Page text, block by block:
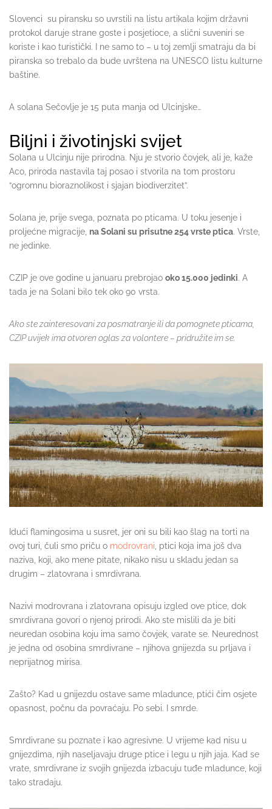
Slovenci su piransku so uvrstili na listu artikala kojim državni
protokol daruje strane goste i posjetioce, a slični suveniri se
koriste i kao turistički. I ne samo to – u toj zemlji smatraju da bi
piranska so trebalo da bude uvrštena na UNESCO listu kulturne
baštine.
A solana Sečovlje je 15 puta manja od Ulcinjske…
Biljni i životinjski svijet
Solana u Ulcinju nije prirodna. Nju je stvorio čovjek, ali je, kaže
Aco, priroda nastavila taj posao i stvorila na tom prostoru
“ogromnu bioraznolikost i sjajan biodiverzitet”.
Solana je, prije svega, poznata po pticama. U toku jesenje i
proljećne migracije, na Solani su prisutne 254 vrste ptica. Vrste,
ne jedinke.
CZIP je ove godine u januaru prebrojao oko 15.000 jedinki. A
tada je na Solani bilo tek oko 90 vrsta.
Ako ste zainteresovani za posmatranje ili da pomognete pticama,
CZIP uvijek ima otvoren oglas za volontere – pridružite im se.
Idući flamingosima u susret, jer oni su bili kao šlag na torti na
ovoj turi, čuli smo priču o modrovrani , ptici koja ima još dva
naziva, koji, ako mene pitate, nikako nisu u skladu jedan sa
drugim – zlatovrana i smrdivrana.
Nazivi modrovrana i zlatovrana opisuju izgled ove ptice, dok
smrdivrana govori o njenoj prirodi. Ako ste mislili da je biti
neuredan osobina koju ima samo čovjek, varate se. Neurednost
je jedna od osobina smrdivrane – njihova gnijezda su prljava i
neprijatnog mirisa.
Zašto? Kad u gnijezdu ostave same mladunce, ptići čim osjete
opasnost, počnu da povraćaju. Po sebi. I smrde.
Smrdivrane su poznate i kao agresivne. U vrijeme kad nisu u
gnijezdima, njih naseljavaju druge ptice i legu u njih jaja. Kad se
vrate, smrdivrane iz svojih gnijezda izbacuju tuđe mladunce, koji
tako stradaju.